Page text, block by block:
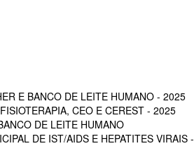
E BANCO DE LEITE HUMANO - 2025
CEO E CEREST - 2025
DE LEITE HUMANO
DE IST/AIDS E HEPATITES VIRAIS -